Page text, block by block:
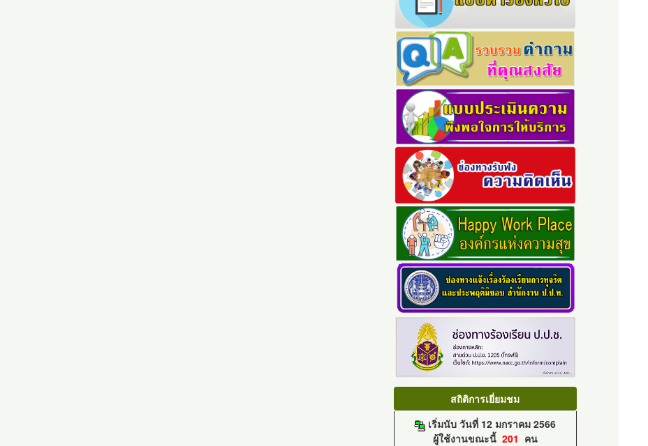
สถิติการเยี่ยมชม
เริ่มนับ วันที่ 12 มกราคม 2566
ผู้ใช้งานขณะนี้ 201 คน